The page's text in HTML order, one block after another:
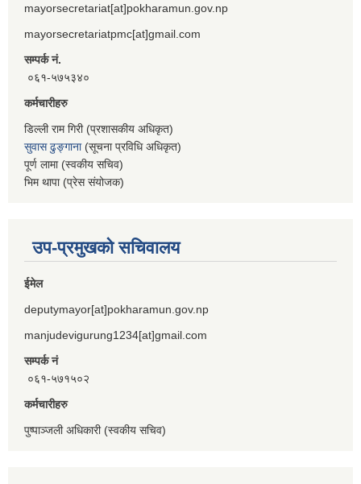
mayorsecretariat[at]pokharamun.gov.np
mayorsecretariatpmc[at]gmail.com
सम्पर्क नं.
०६१-५७५३४०
कर्मचारीहरु
डिल्ली राम गिरी (प्रशासकीय अधिकृत)
सुवास ढुङ्गाना(सूचना प्रविधि अधिकृत)
पूर्ण लामा (स्वकीय सचिव)
भिम थापा (प्रेस संयोजक)
उप-प्रमुखको सचिवालय
ईमेल
deputymayor[at]pokharamun.gov.np
manjudevigurung1234[at]gmail.com
सम्पर्क नं
०६१-५७१५०२
कर्मचारीहरु
पुष्पाञ्जली अधिकारी (स्वकीय सचिव)